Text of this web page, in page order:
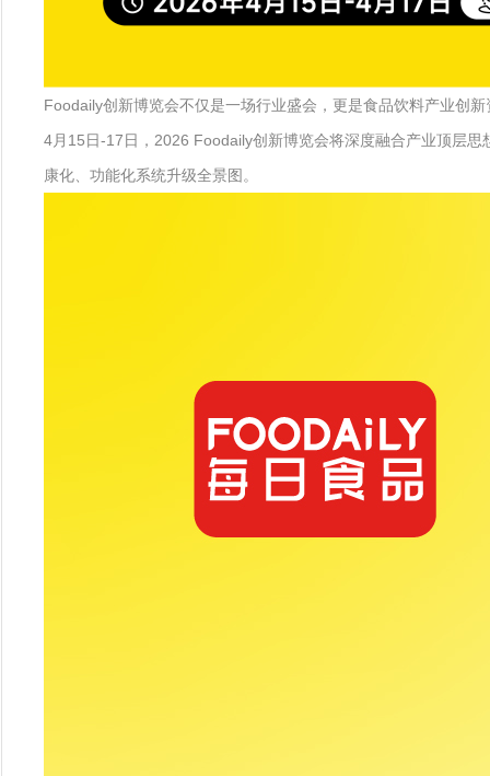
Foodaily创新博览会不仅是一场行业盛会，更是食品饮料产业创
4月15日-17日，2026 Foodaily创新博览会将深度融合产业顶层思
康化、功能化系统升级全景图。